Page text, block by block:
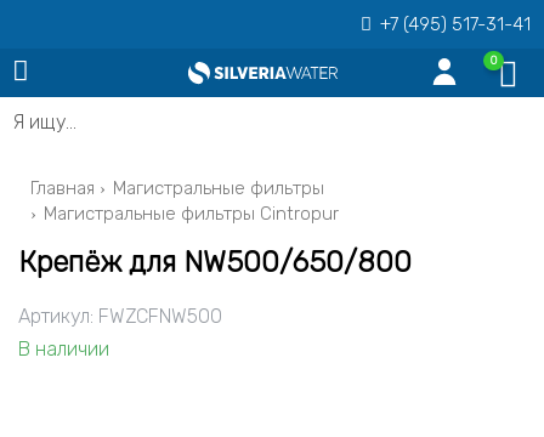
+7 (495) 517-31-41
0
Я ищу…
Главная
Магистральные фильтры
Магистральные фильтры Cintropur
Крепёж для NW500/650/800
Артикул: FWZCFNW500
В наличии